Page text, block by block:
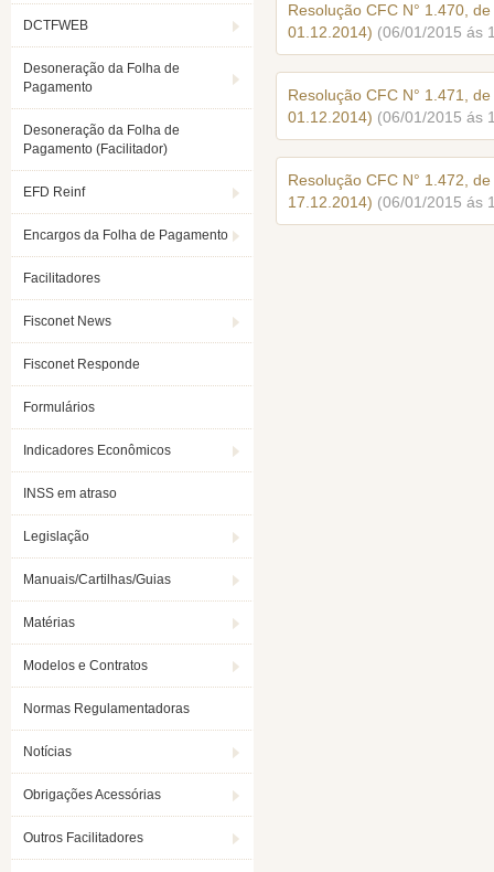
DCTFWEB
Desoneração da Folha de
Pagamento
Desoneração da Folha de
Pagamento (Facilitador)
EFD Reinf
Encargos da Folha de Pagamento
Facilitadores
Fisconet News
Fisconet Responde
Formulários
Indicadores Econômicos
INSS em atraso
Legislação
Manuais/Cartilhas/Guias
Matérias
Modelos e Contratos
Normas Regulamentadoras
Notícias
Obrigações Acessórias
Outros Facilitadores
Resolução CFC N° 1.470,
01.12.2014) (06/01/2015 ás
Resolução CFC N° 1.471,
01.12.2014) (06/01/2015 ás
Resolução CFC N° 1.472,
17.12.2014) (06/01/2015 ás